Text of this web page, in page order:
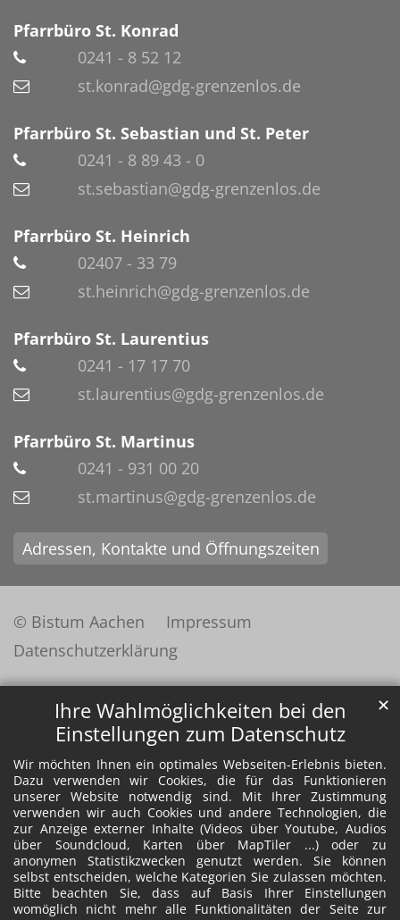
Ihre Wahlmöglichkeiten bei den
Einstellungen zum Datenschutz
Wir möchten Ihnen ein optimales Webseiten-Erlebnis bieten.
Dazu verwenden wir Cookies, die für das Funktionieren
unserer Website notwendig sind. Mit Ihrer Zustimmung
verwenden wir auch Cookies und andere Technologien, die
zur Anzeige externer Inhalte (Videos über Youtube, Audios
über Soundcloud, Karten über MapTiler ...) oder zu
anonymen Statistikzwecken genutzt werden. Sie können
selbst entscheiden, welche Kategorien Sie zulassen möchten.
Bitte beachten Sie, dass auf Basis Ihrer Einstellungen
womöglich nicht mehr alle Funktionalitäten der Seite zur
✕
Pfarrbüro St. Konrad
0241 - 8 52 12
st.konrad@gdg-grenzenlos.de
Pfarrbüro St. Sebastian und St. Peter
0241 - 8 89 43 - 0
st.sebastian@gdg-grenzenlos.de
Pfarrbüro St. Heinrich
02407 - 33 79
st.heinrich@gdg-grenzenlos.de
Pfarrbüro St. Laurentius
0241 - 17 17 70
st.laurentius@gdg-grenzenlos.de
Pfarrbüro St. Martinus
0241 - 931 00 20
st.martinus@gdg-grenzenlos.de
Adressen, Kontakte und Öffnungszeiten
© Bistum Aachen
Impressum
Datenschutzerklärung